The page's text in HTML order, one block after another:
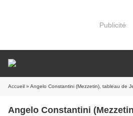
Publicité
Accueil » Angelo Constantini (Mezzetin), tableau de
Angelo Constantini